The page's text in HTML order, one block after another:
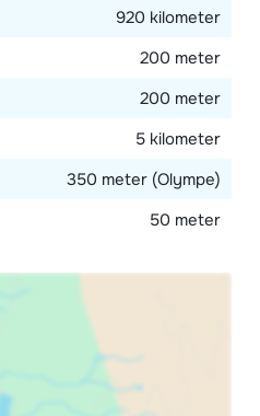
920 kilometer
200 meter
200 meter
5 kilometer
350 meter (Olympe)
50 meter